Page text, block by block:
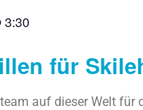
3:30
für
auf dieser Welt